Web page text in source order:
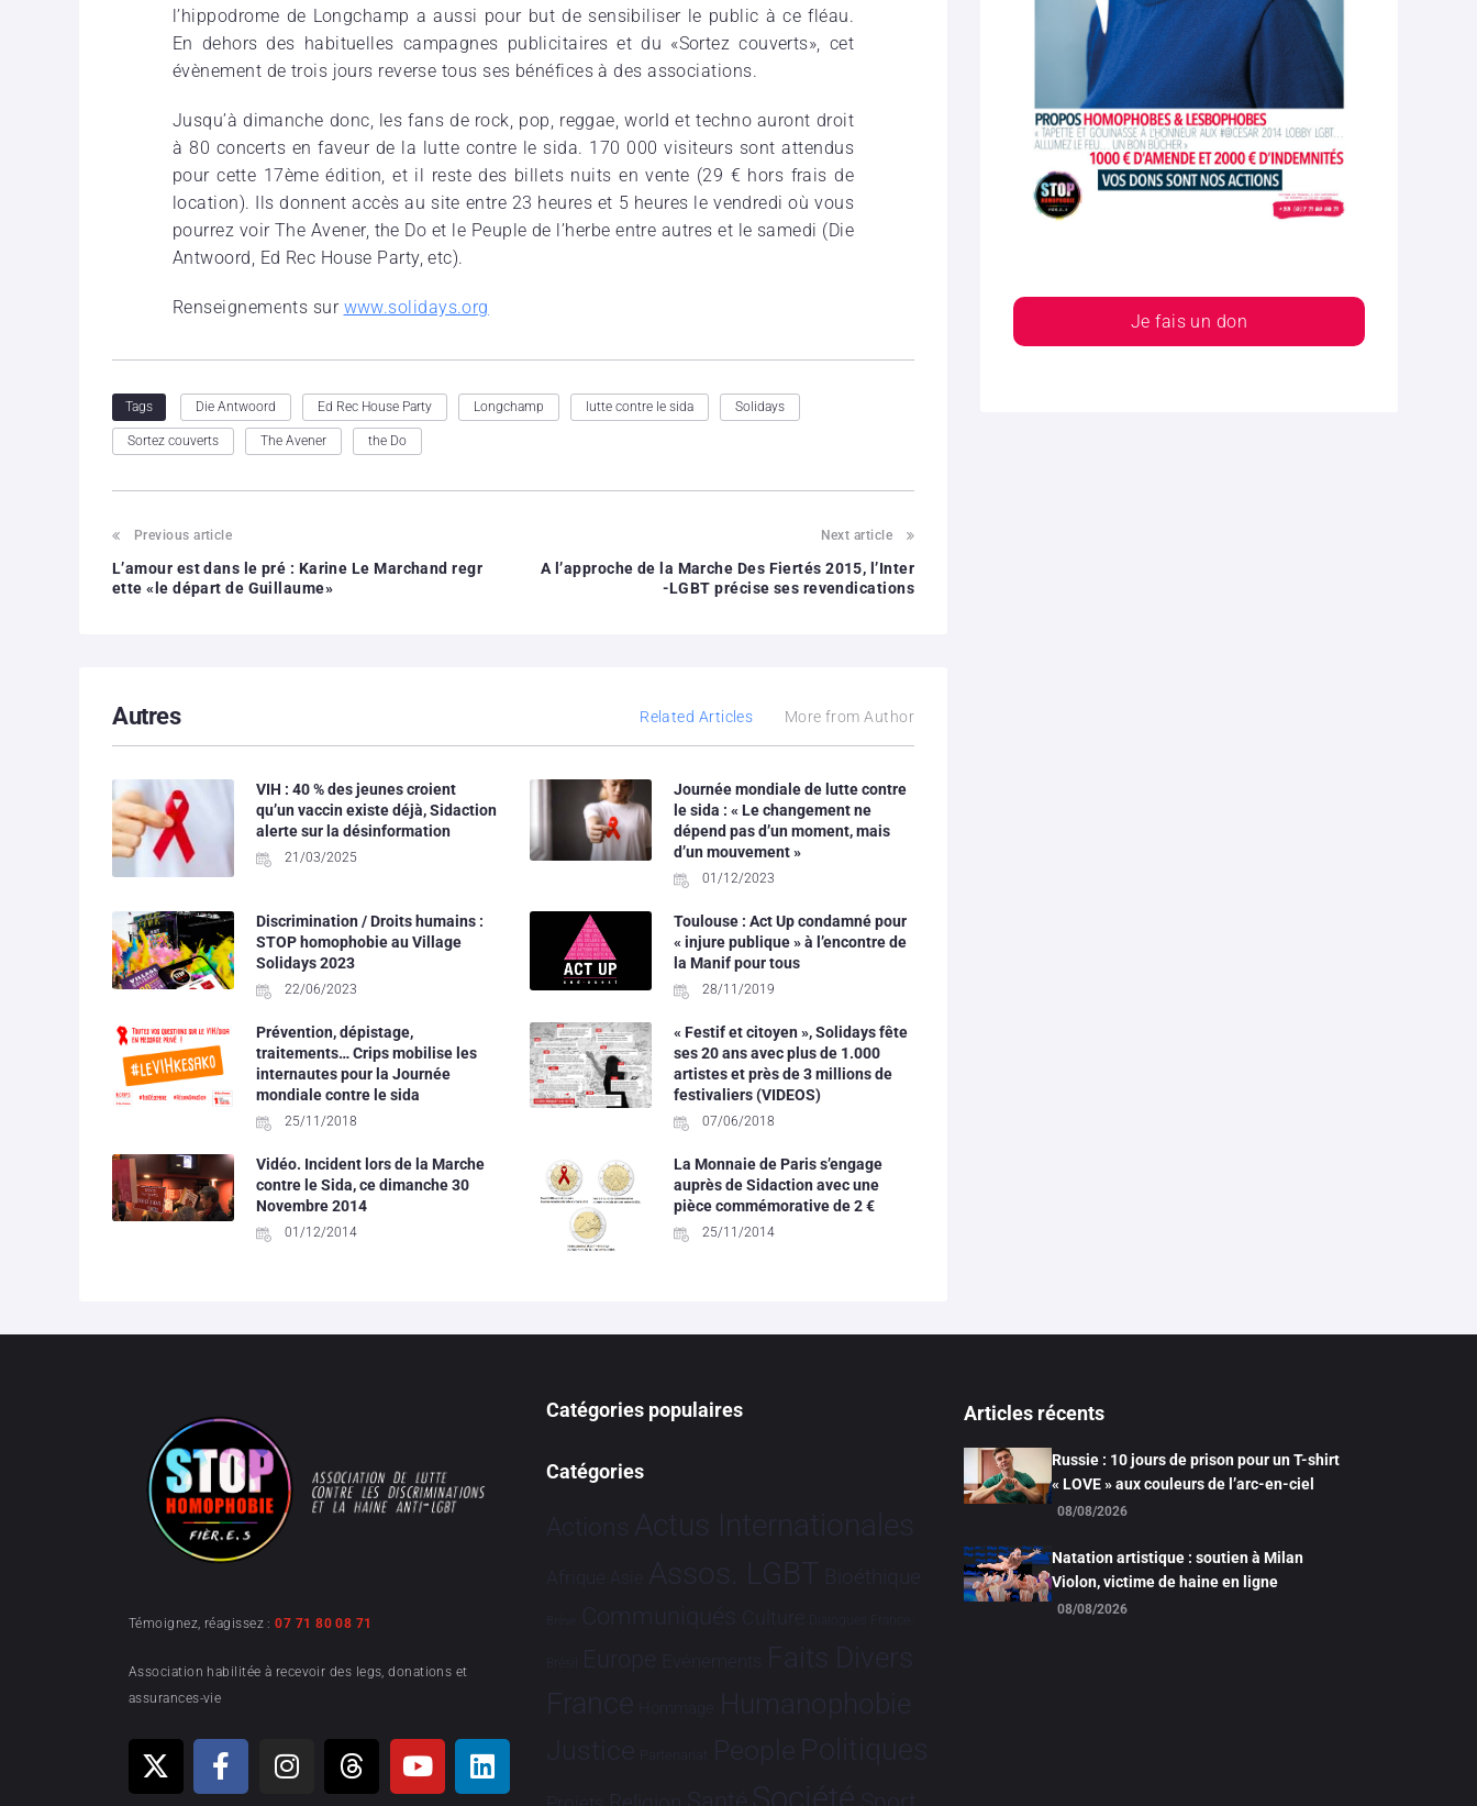
l’hippodrome de Longchamp a aussi pour but de sensibiliser le public à ce fléau.
En dehors des habituelles campagnes publicitaires et du «Sortez couverts», cet
évènement de trois jours reverse tous ses bénéfices à des associations.
Jusqu’à dimanche donc, les fans de rock, pop, reggae, world et techno auront droit
à 80 concerts en faveur de la lutte contre le sida. 170 000 visiteurs sont attendus
pour cette 17ème édition, et il reste des billets nuits en vente (29 € hors frais de
location). Ils donnent accès au site entre 23 heures et 5 heures le vendredi où vous
pourrez voir The Avener, the Do et le Peuple de l’herbe entre autres et le samedi (Die
Antwoord, Ed Rec House Party, etc).
Renseignements sur www.solidays.org
Tags Die Antwoord Ed Rec House Party Longchamp lutte contre le sida Solidays
Sortez couverts The Avener the Do
Previous article
L’amour est dans le pré : Karine Le Marchand regr
ette «le départ de Guillaume»
Next article
A l’approche de la Marche Des Fiertés 2015, l’Inter
-LGBT précise ses revendications
Autres Related Articles More from Author
VIH : 40 % des jeunes croient
qu’un vaccin existe déjà, Sidaction
alerte sur la désinformation
21/03/2025
Journée mondiale de lutte contre
le sida : « Le changement ne
dépend pas d’un moment, mais
d’un mouvement »
01/12/2023
Discrimination / Droits humains :
STOP homophobie au Village
Solidays 2023
22/06/2023
Toulouse : Act Up condamné pour
« injure publique » à l’encontre de
la Manif pour tous
28/11/2019
Prévention, dépistage,
traitements… Crips mobilise les
internautes pour la Journée
mondiale contre le sida
25/11/2018
« Festif et citoyen », Solidays fête
ses 20 ans avec plus de 1.000
artistes et près de 3 millions de
festivaliers (VIDEOS)
07/06/2018
Vidéo. Incident lors de la Marche
contre le Sida, ce dimanche 30
Novembre 2014
01/12/2014
La Monnaie de Paris s’engage
auprès de Sidaction avec une
pièce commémorative de 2 €
25/11/2014
Je fais un don
Témoignez, réagissez :07 71 80 08 71
Association habilitée à recevoir des legs, donations et
assurances-vie
Catégories populaires
Catégories
Actions Actus Internationales
Afrique Asie Assos. LGBT Bioéthique
Brève Communiqués Culture Dialogues France-
Brésil Europe Evénements Faits Divers
France Hommage Humanophobie
Justice Partenariat People Politiques
Articles récents
Russie : 10 jours de prison pour un T-shirt
« LOVE » aux couleurs de l’arc-en-ciel
08/08/2026
Natation artistique : soutien à Milan
Violon, victime de haine en ligne
08/08/2026